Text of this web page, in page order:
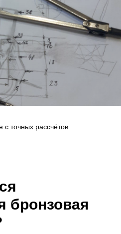
с точных рассчётов
бронзовая